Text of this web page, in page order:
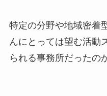
特定の分野や地域密着
んにとっては望む活動
られる事務所だったの